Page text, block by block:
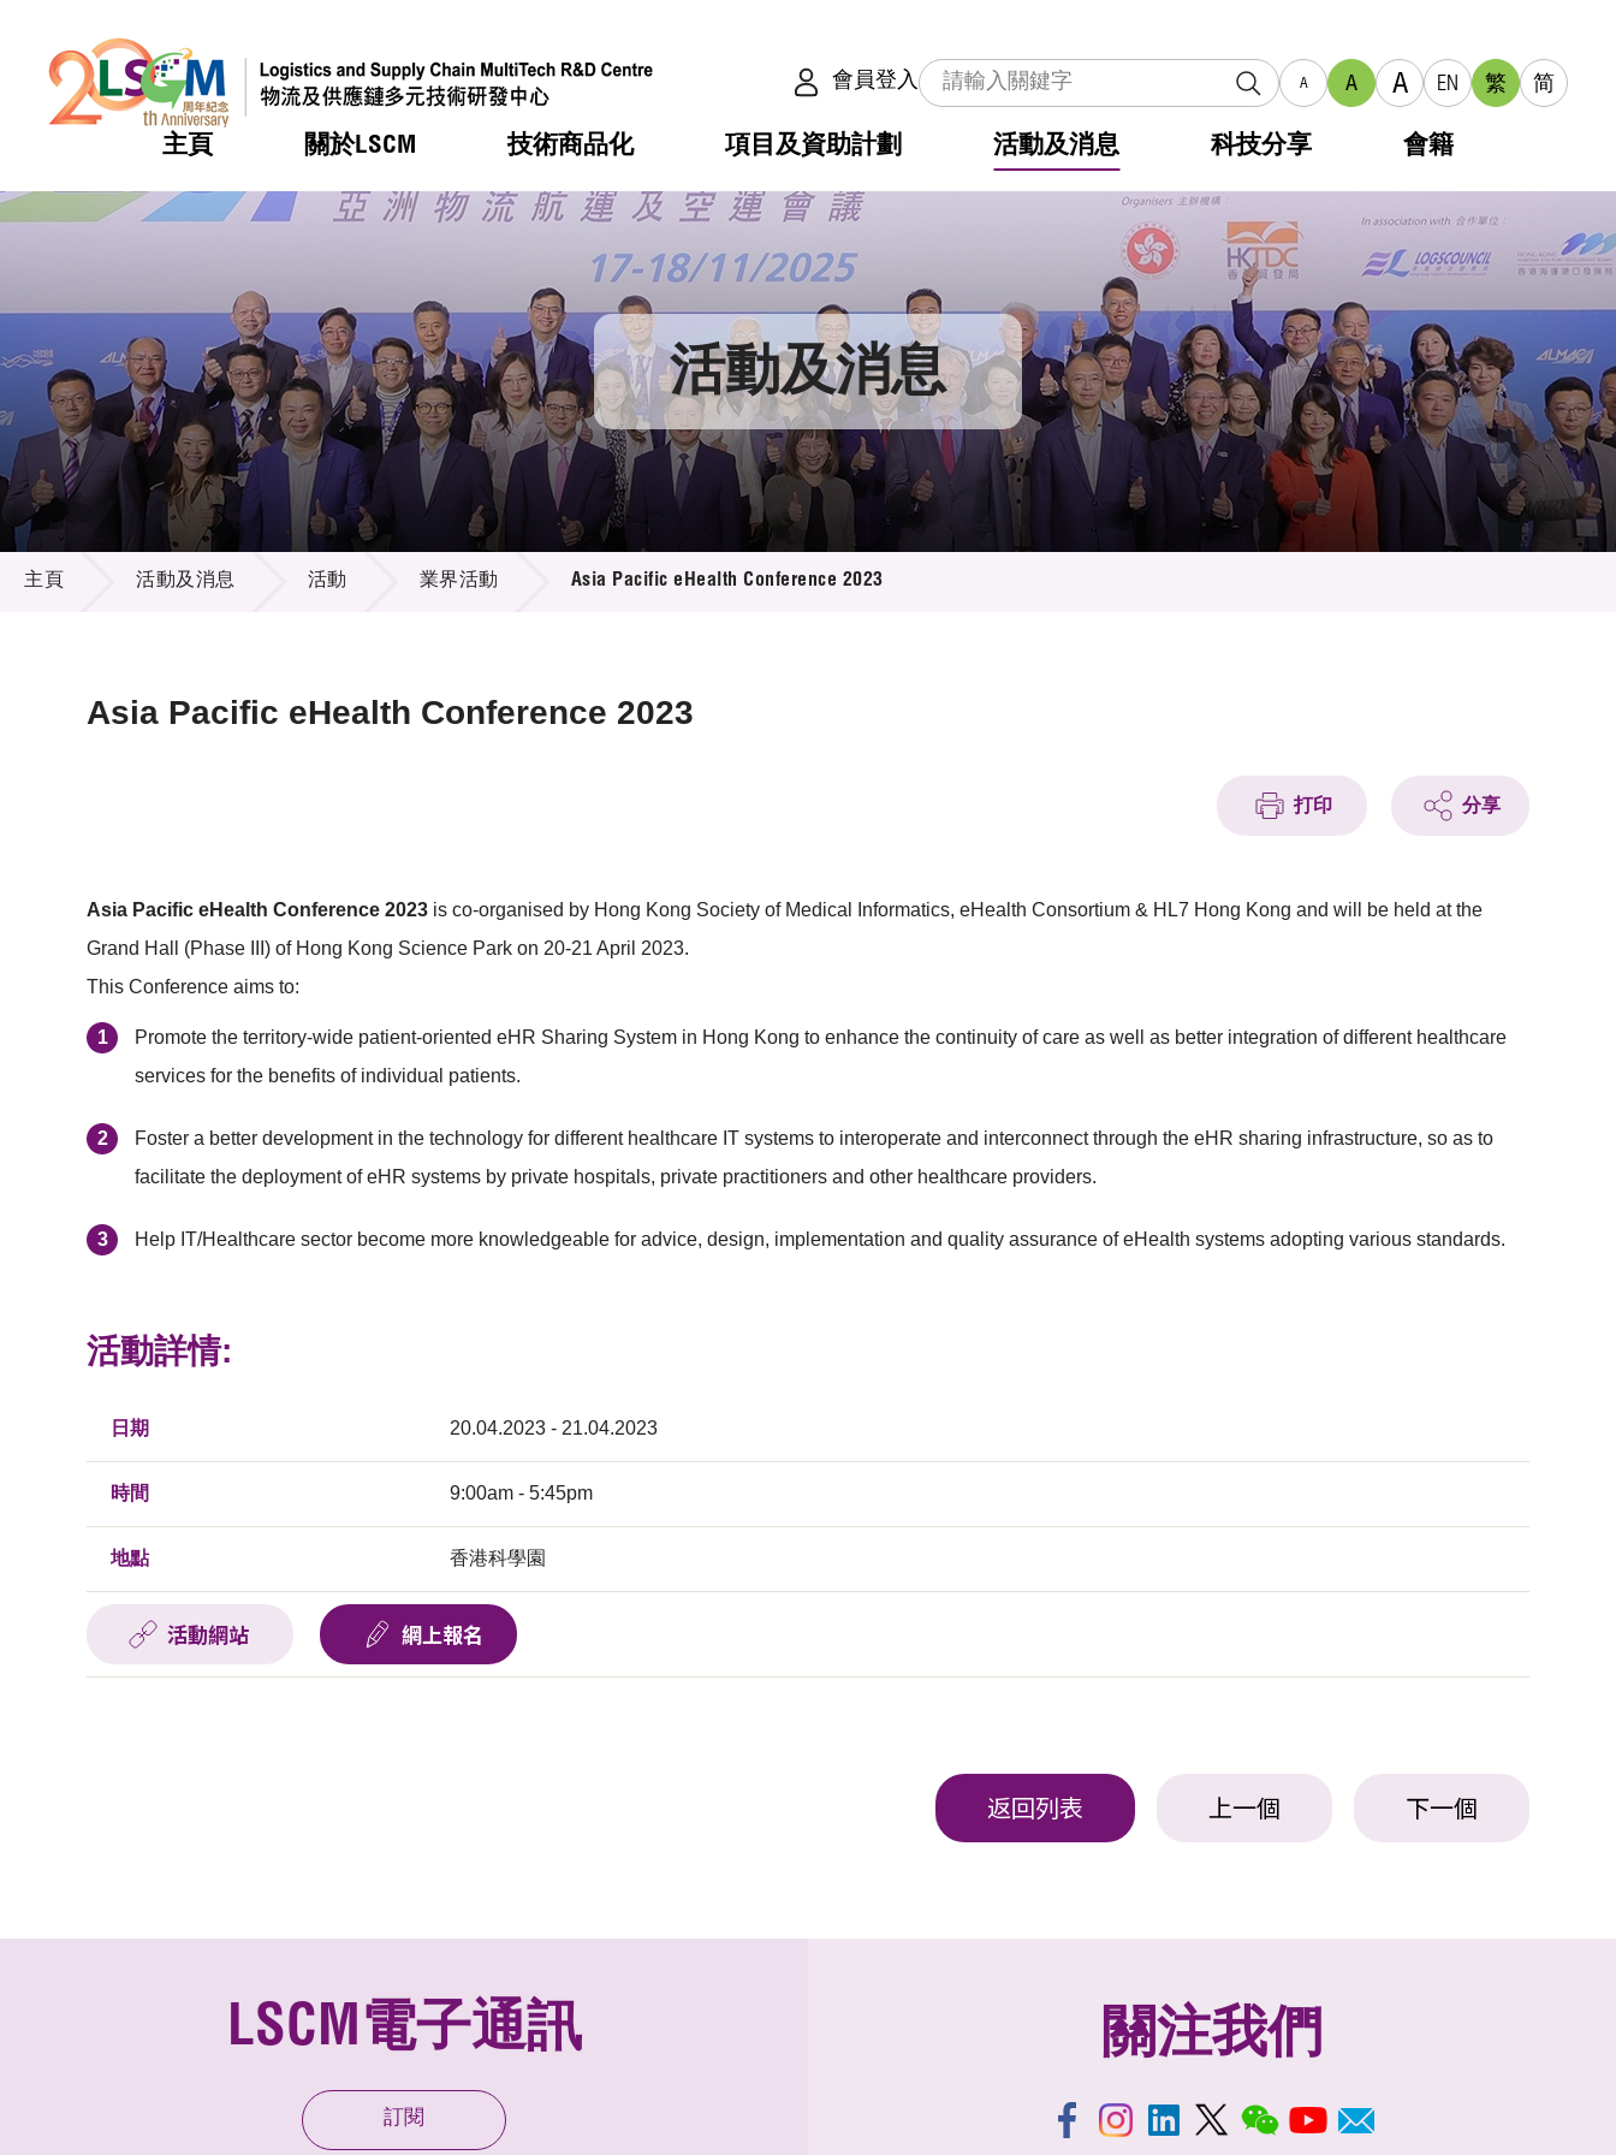
會員登入 A A A EN 繁 简
主頁 關於LSCM
熱門 機構簡介
組織架構
組織架構
董事局
研究顧問
招標通告
技術商品化
熱門 服務
可獲授權之技術
應用於公共服務之創新技術
重點項目
項目及資助計劃
熱門 合作計劃
資助計劃
資助計劃
稅務優惠
申請
評審
徵求研發項目計劃書
項目資料庫
活動及消息
熱門 活動
獎項
新聞中心
媒體報導
新聞稿
資訊中心
多媒體
出版刊物
科技分享 會籍
熱門 會籍及服務
會員列表
會員登入 活動及消息
活動及消息
主頁 活動及消息 活動 業界活動 Asia Pacific eHealth Conference 2023
Asia Pacific eHealth Conference 2023
打印 分享
Asia Pacific eHealth Conference 2023 is co-organised by Hong Kong Society of Medical Informatics, eHealth Consortium & HL7 Hong Kong and will be held at the
Grand Hall (Phase III) of Hong Kong Science Park on 20-21 April 2023.
This Conference aims to:
Promote the territory-wide patient-oriented eHR Sharing System in Hong Kong to enhance the continuity of care as well as better integration of different healthcare
services for the benefits of individual patients.
Foster a better development in the technology for different healthcare IT systems to interoperate and interconnect through the eHR sharing infrastructure, so as to
facilitate the deployment of eHR systems by private hospitals, private practitioners and other healthcare providers.
Help IT/Healthcare sector become more knowledgeable for advice, design, implementation and quality assurance of eHealth systems adopting various standards.
活動詳情:
日期 20.04.2023 - 21.04.2023
時間 9:00am - 5:45pm
地點 香港科學園
活動網站 網上報名
返回列表 上一個 下一個
LSCM電子通訊
訂閱
關注我們